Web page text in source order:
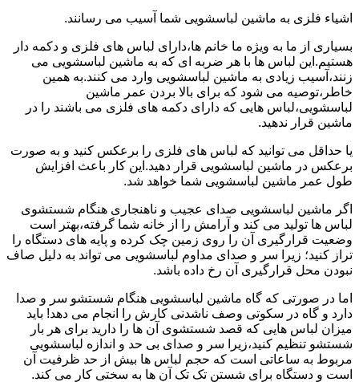
اشیاء فلزی به ماشین لباسشویی شما آسیب می رسانند.
بسیاری از ما به ویژه ما خانم ها،دارای لباس های فلزی و دکمه دار
هستیم.این لباس ها با هر ضربه ای که به ماشین لباسشویی می
زنند،آسیب زیادی به ماشین لباسشویی وارد می کنند.به همین
خاطر،توصیه می شود که برای بالا بردن عمر ماشین
لباسشویی،لباس هایی که دارای دکمه های فلزی می باشند را در
ماشین قرار ندهید.
یا حداقل می توانید که لباس های فلزی را برعکس کنید و به صورت
برعکس در ماشین لباسشویی قرار دهید.این کار باعث افزایش
طول عمر ماشین لباسشویی شما خواهد شد.
اگر ماشین لباسشویی صدای عجیب و ناهنجاری هنگام شستشوی
لباس ها تولید می کند و آرامش را از خانه شما گرفته،بهتر است
وضعیت قرارگیری آن را روی زمین چک کرده و پایه های دستگاه را
تراز کنید؛ زیرا سر و صدای مداوم لباسشویی می تواند به دلیل صاف
نبودن محل قرارگیری آن رخ داده باشد.
اما در صورتی که گاه ماشین لباسشویی هنگام شستشو سر و صدا
دارد و گاه در سکوتی وصف ناشدنی کارش را انجام می دهد! باید
میزان لباس هایی که قصد شستشوی آن ها را دارید برای هر بار
شستشو تنظیم کنید،زیرا سر و صدای بی حد و اندازه لباسشویی
مربوط به ساعاتی است که حجم لباس ها بیش از حد ظرفیت آن
است و دستگاه برای شستن تک تک آن ها به سختی کار می کند.